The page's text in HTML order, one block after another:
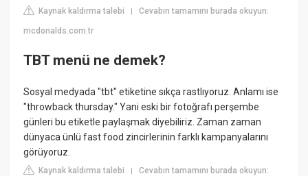
Kaynak kaldırma talebi |Cevabın tamamını burada okuyun:
mcdonalds.com.tr
TBT menü ne demek?
Sosyal medyada "tbt" etiketine sıkça rastlıyoruz. Anlamı ise
"throwback thursday." Yani eski bir fotoğrafı perşembe
günleri bu etiketle paylaşmak diyebiliriz. Zaman zaman
dünyaca ünlü fast food zincirlerinin farklı kampanyalarını
görüyoruz.
Kaynak kaldırma talebi |Cevabın tamamını burada okuyun: